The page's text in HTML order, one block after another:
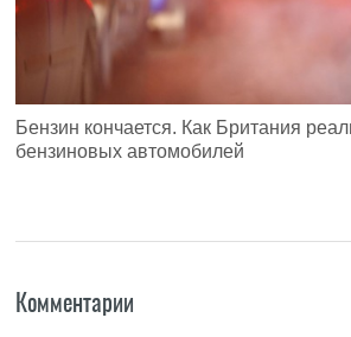
Бензин кончается. Как Британия
бензиновых автомобилей
Комментарии